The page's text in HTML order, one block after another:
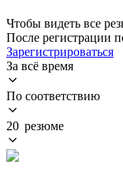
Чтобы видеть все
После регистрации
Зарегистрироваться
За всё время
По соответствию
20 резюме